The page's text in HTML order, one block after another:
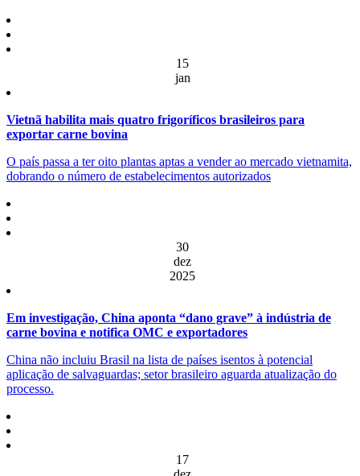
15
jan
Vietnã habilita mais quatro frigoríficos brasileiros para
exportar carne bovina
O país passa a ter oito plantas aptas a vender ao mercado vietnamita,
dobrando o número de estabelecimentos autorizados
30
dez
2025
Em investigação, China aponta “dano grave” à indústria de
carne bovina e notifica OMC e exportadores
China não incluiu Brasil na lista de países isentos à potencial
aplicação de salvaguardas; setor brasileiro aguarda atualização do
processo.
17